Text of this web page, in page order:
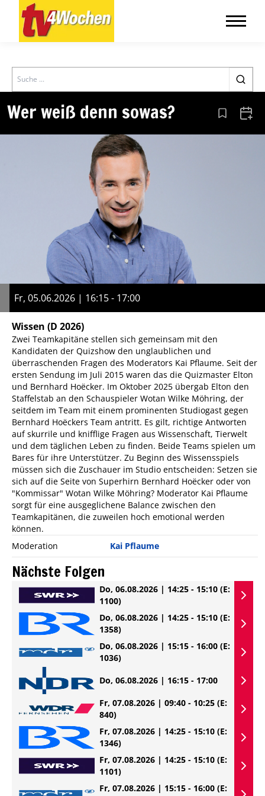
Search
Wer weiß denn sowas? Aus den
Fr, 05.06.2026 | 16:15 - 17:00
Wissen (D 2026)
Zwei Teamkapitäne stellen sich gemeinsam mit den
Kandidaten der Quizshow den unglaublichen und
überraschenden Fragen des Moderators Kai Pflaume. Seit der
ersten Sendung im Juli 2015 waren das die Quizmaster Elton
und Bernhard Hoëcker. Im Oktober 2025 übergab Elton den
Staffelstab an den Schauspieler Wotan Wilke Möhring, der
seitdem im Team mit einem prominenten Studiogast gegen
Bernhard Hoëckers Team antritt. Es gilt, richtige Antworten
auf skurrile und knifflige Fragen aus Wissenschaft, Tierwelt
und dem täglichen Leben zu finden. Beide Teams spielen um
Bares für ihre Unterstützer. Zu Beginn des Wissensspiels
müssen sich die Zuschauer im Studio entscheiden: Setzen sie
sich auf die Seite von Superhirn Bernhard Hoëcker oder von
"Kommissar" Wotan Wilke Möhring? Moderator Kai Pflaume
sorgt für eine ausgeglichene Balance zwischen den
Teamkapitänen, die zuweilen hoch emotional werden
können.
Moderation
Kai Pflaume
Nächste Folgen
Do, 06.08.2026 | 14:25 - 15:10 (E:
1100)
Do, 06.08.2026 | 14:25 - 15:10 (E:
1358)
Do, 06.08.2026 | 15:15 - 16:00 (E:
1036)
Do, 06.08.2026 | 16:15 - 17:00
Fr, 07.08.2026 | 09:40 - 10:25 (E:
840)
Fr, 07.08.2026 | 14:25 - 15:10 (E:
1346)
Fr, 07.08.2026 | 14:25 - 15:10 (E:
1101)
Fr, 07.08.2026 | 15:15 - 16:00 (E: